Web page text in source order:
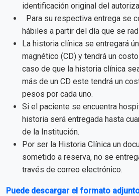
identificación original del
Para su respectiva entrega se
hábiles a partir del día que se
La historia clínica se entregará
magnético (CD) y tendrá un
caso de que la historia clínica
más de un CD este tendrá un
pesos por cada uno.
Si el paciente se encuentra
historia será entregada hasta
de la Institución.
Por ser la Historia Clínica un
sometido a reserva, no se
través de correo electrónico.
Puede descargar el formato